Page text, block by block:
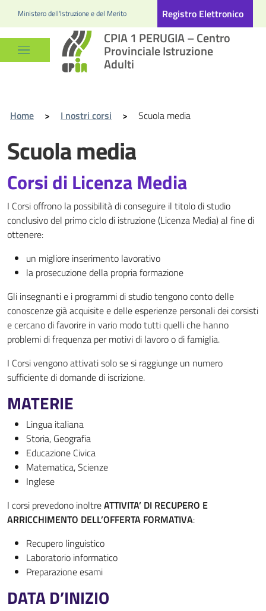
Ministero dell'Istruzione e del Merito Registro Elettronico
CPIA 1 PERUGIA – Centro
Provinciale Istruzione
Adulti
Home > I nostri corsi > Scuola media
Scuola media
Corsi di Licenza Media
I Corsi offrono la possibilità di conseguire il titolo di studio
conclusivo del primo ciclo di istruzione (Licenza Media) al fine di
ottenere:
un migliore inserimento lavorativo
la prosecuzione della propria formazione
Gli insegnanti e i programmi di studio tengono conto delle
conoscenze già acquisite e delle esperienze personali dei corsisti
e cercano di favorire in vario modo tutti quelli che hanno
problemi di frequenza per motivi di lavoro o di famiglia.
I Corsi vengono attivati solo se si raggiunge un numero
sufficiente di domande di iscrizione.
MATERIE
Lingua italiana
Storia, Geografia
Educazione Civica
Matematica, Scienze
Inglese
I corsi prevedono inoltreATTIVITA’ DI RECUPERO E
ARRICCHIMENTO DELL’OFFERTA FORMATIVA:
Recupero linguistico
Laboratorio informatico
Preparazione esami
DATA D’INIZIO